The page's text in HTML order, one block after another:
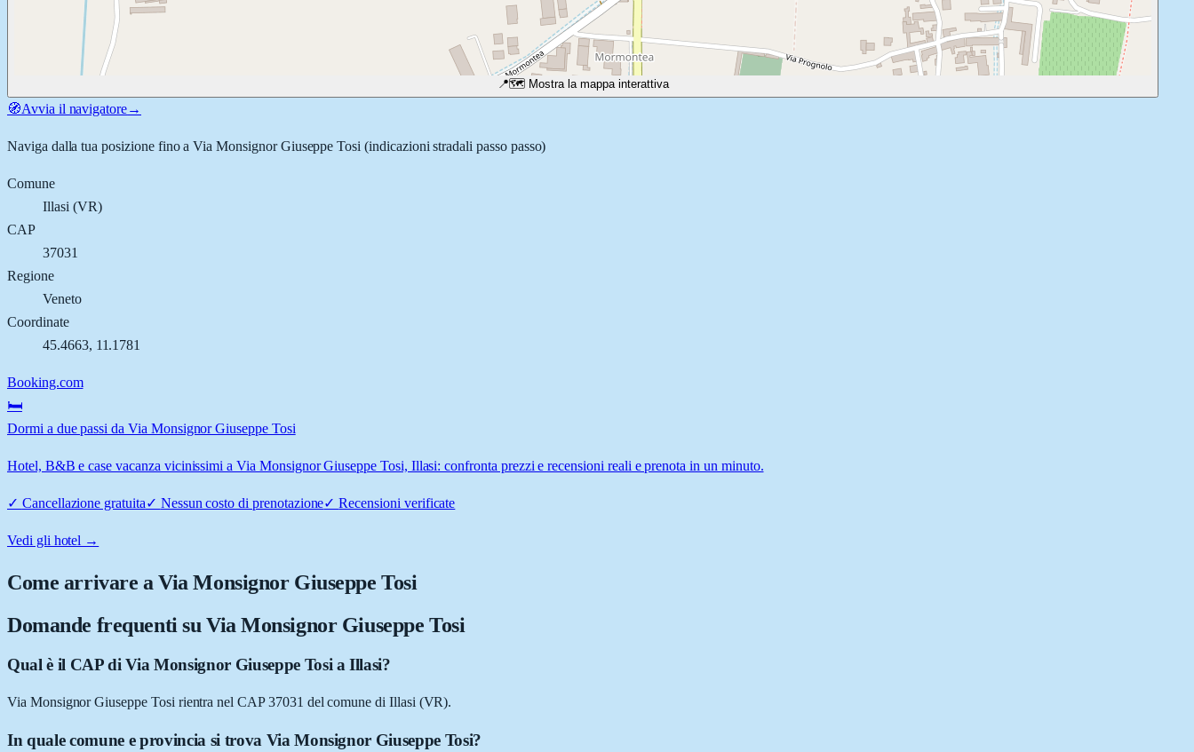
📍🗺️ Mostra la mappa interattiva
🧭Avvia il navigatore→
Naviga dalla tua posizione fino aVia Monsignor Giuseppe Tosi (indicazioni stradali passo passo)
Comune
Illasi (VR)
CAP
37031
Regione
Veneto
Coordinate
45.4663, 11.1781
Booking.com
🛏️
Dormi a due passi da Via Monsignor Giuseppe Tosi
Hotel, B&B e case vacanza vicinissimi a Via Monsignor Giuseppe Tosi, Illasi: confronta prezzi e recensioni reali e prenota in un minuto.
✓ Cancellazione gratuita✓ Nessun costo di prenotazione✓Recensioni verificate
Vedi gli hotel →
Come arrivare aVia Monsignor Giuseppe Tosi
Domande frequenti su Via Monsignor Giuseppe Tosi
Qual è il CAP di Via Monsignor Giuseppe Tosi a Illasi?
Via Monsignor Giuseppe Tosi rientra nel CAP 37031 del comune di Illasi (VR).
In quale comune e provincia si trova Via Monsignor Giuseppe Tosi?